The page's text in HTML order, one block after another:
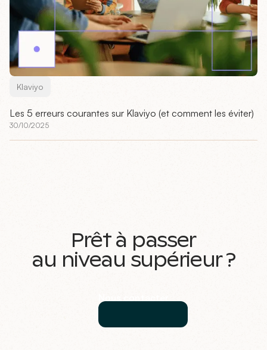
Klaviyo
Les 5 erreurs courantes sur Klaviyo (et comment les éviter)
30/10/2025
Prêt à passer
au niveau supérieur ?